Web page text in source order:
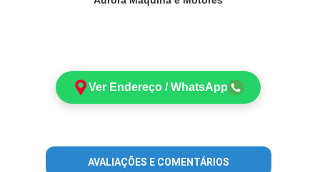
Ver Endereço / WhatsApp
AVALIAÇÕES E COMENTÁRIOS